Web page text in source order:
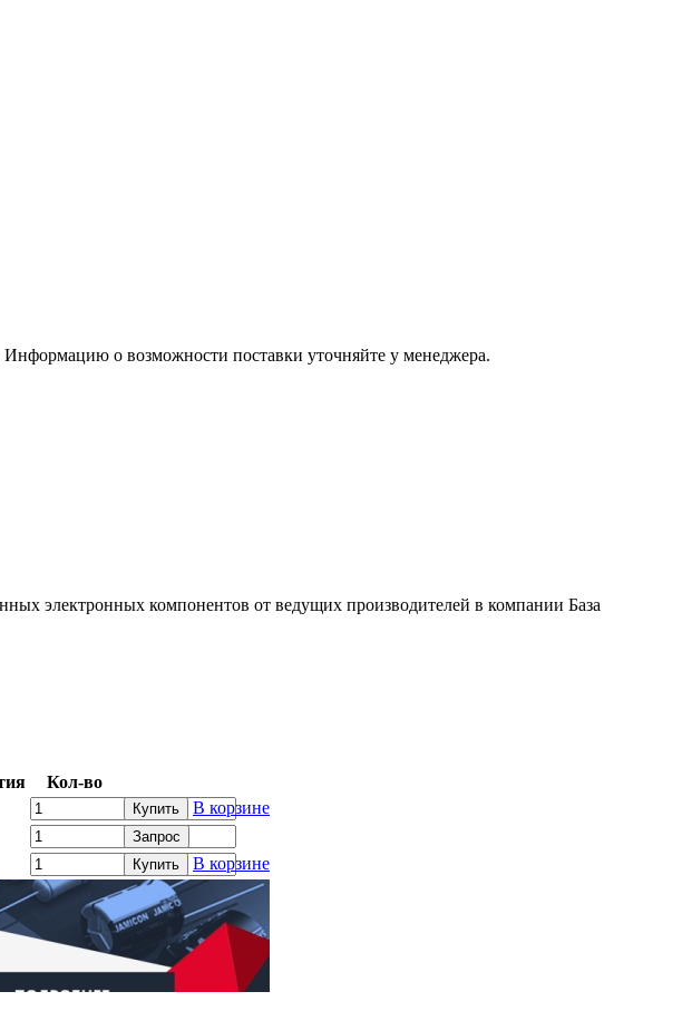
о возможности поставки уточняйте у менеджера.
электронных компонентов от ведущих производителей в компании База
Кол-во
Купить
В корзине
Запрос
Купить В корзине